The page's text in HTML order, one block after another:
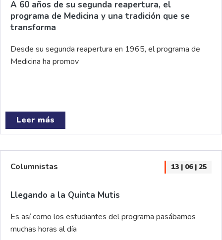
A 60 años de su segunda reapertura, el
programa de Medicina y una tradición que se
transforma
Desde su segunda reapertura en 1965, el programa de
Medicina ha promov
Leer más
Columnistas 13 | 06 | 25
Llegando a la Quinta Mutis
Es así como los estudiantes del programa pasábamos
muchas horas al día